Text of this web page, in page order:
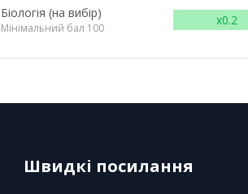
Біологія (на вибір)
Мінімальний бал 100
x0.2
Швидкі посилання